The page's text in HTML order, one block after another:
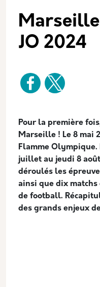
JO 2024
Pour la première
Marseille ! Le 8 mai
Flamme
juillet au jeudi 8
déroulés les
ainsi que dix
de football.
des grands enjeux